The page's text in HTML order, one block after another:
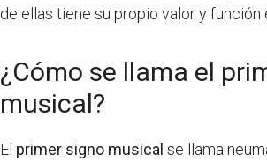
de ellas tiene su propio valor y función
¿Cómo se llama el
musical?
El primer signo musical se llama